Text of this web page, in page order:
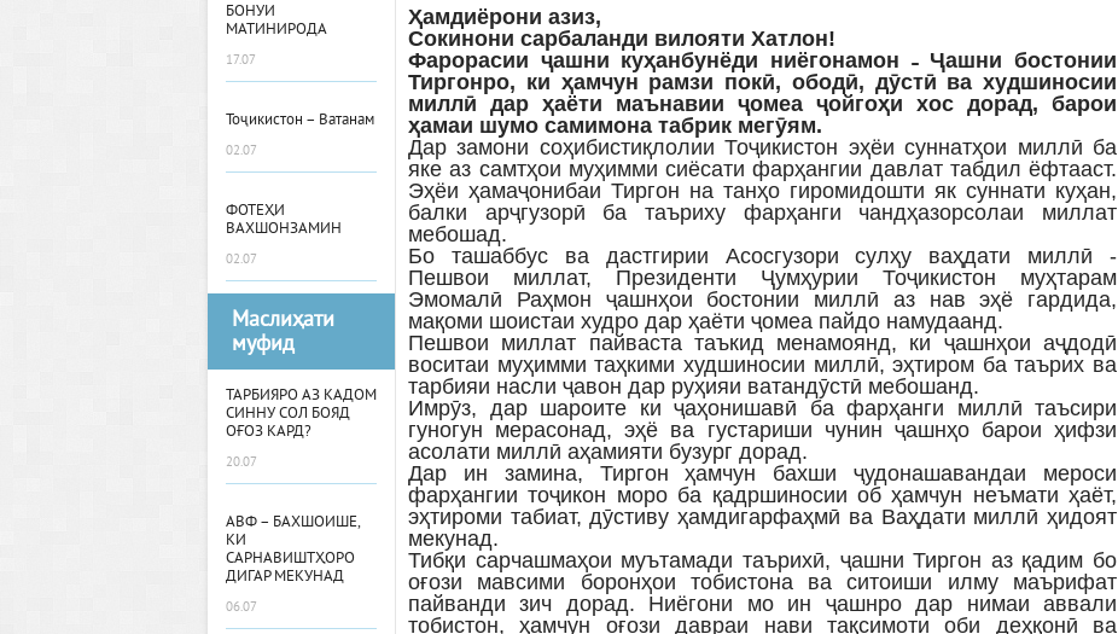
БОНУИ
МАТИНИРОДА
17.07
Тоҷикистон – Ватанам
02.07
ФОТЕҲИ
ВАХШОНЗАМИН
02.07
Маслиҳати
муфид
ТАРБИЯРО АЗ КАДОМ
СИННУ СОЛ БОЯД
ОҒОЗ КАРД?
20.07
АВФ – БАХШОИШЕ,
КИ
САРНАВИШТҲОРО
ДИГАР МЕКУНАД
06.07
Ҳамдиёрони азиз,
Сокинони сарбаланди вилояти Хатлон!
Фарорасии ҷашни куҳанбунёди ниёгонамон ˗ Ҷашни бостонии
Тиргонро, ки ҳамчун рамзи покӣ, ободӣ, дӯстӣ ва худшиносии
миллӣ дар ҳаёти маънавии ҷомеа ҷойгоҳи хос дорад, барои
ҳамаи шумо самимона табрик мегӯям.
Дар замони соҳибистиқлолии Тоҷикистон эҳёи суннатҳои миллӣ ба
яке аз самтҳои муҳимми сиёсати фарҳангии давлат табдил ёфтааст.
Эҳёи ҳамаҷонибаи Тиргон на танҳо гиромидошти як суннати куҳан,
балки арҷгузорӣ ба таъриху фарҳанги чандҳазорсолаи миллат
мебошад.
Бо ташаббус ва дастгирии Асосгузори сулҳу ваҳдати миллӣ -
Пешвои миллат, Президенти Ҷумҳурии Тоҷикистон муҳтарам
Эмомалӣ Раҳмон ҷашнҳои бостонии миллӣ аз нав эҳё гардида,
мақоми шоистаи худро дар ҳаёти ҷомеа пайдо намудаанд.
Пешвои миллат пайваста таъкид менамоянд, ки ҷашнҳои аҷдодӣ
воситаи муҳимми таҳкими худшиносии миллӣ, эҳтиром ба таърих ва
тарбияи насли ҷавон дар руҳияи ватандӯстӣ мебошанд.
Имрӯз, дар шароите ки ҷаҳонишавӣ ба фарҳанги миллӣ таъсири
гуногун мерасонад, эҳё ва густариши чунин ҷашнҳо барои ҳифзи
асолати миллӣ аҳамияти бузург дорад.
Дар ин замина, Тиргон ҳамчун бахши ҷудонашавандаи мероси
фарҳангии тоҷикон моро ба қадршиносии об ҳамчун неъмати ҳаёт,
эҳтироми табиат, дӯстиву ҳамдигарфаҳмӣ ва Ваҳдати миллӣ ҳидоят
мекунад.
Тибқи сарчашмаҳои муътамади таърихӣ, ҷашни Тиргон аз қадим бо
оғози мавсими боронҳои тобистона ва ситоиши илму маърифат
пайванди зич дорад. Ниёгони мо ин ҷашнро дар нимаи аввали
тобистон, ҳамчун оғози давраи нави тақсимоти оби деҳқонӣ ва